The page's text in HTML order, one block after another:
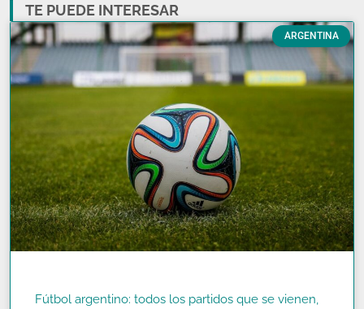
TE PUEDE INTERESAR
ARGENTINA
Fútbol argentino: todos los partidos que se vienen,